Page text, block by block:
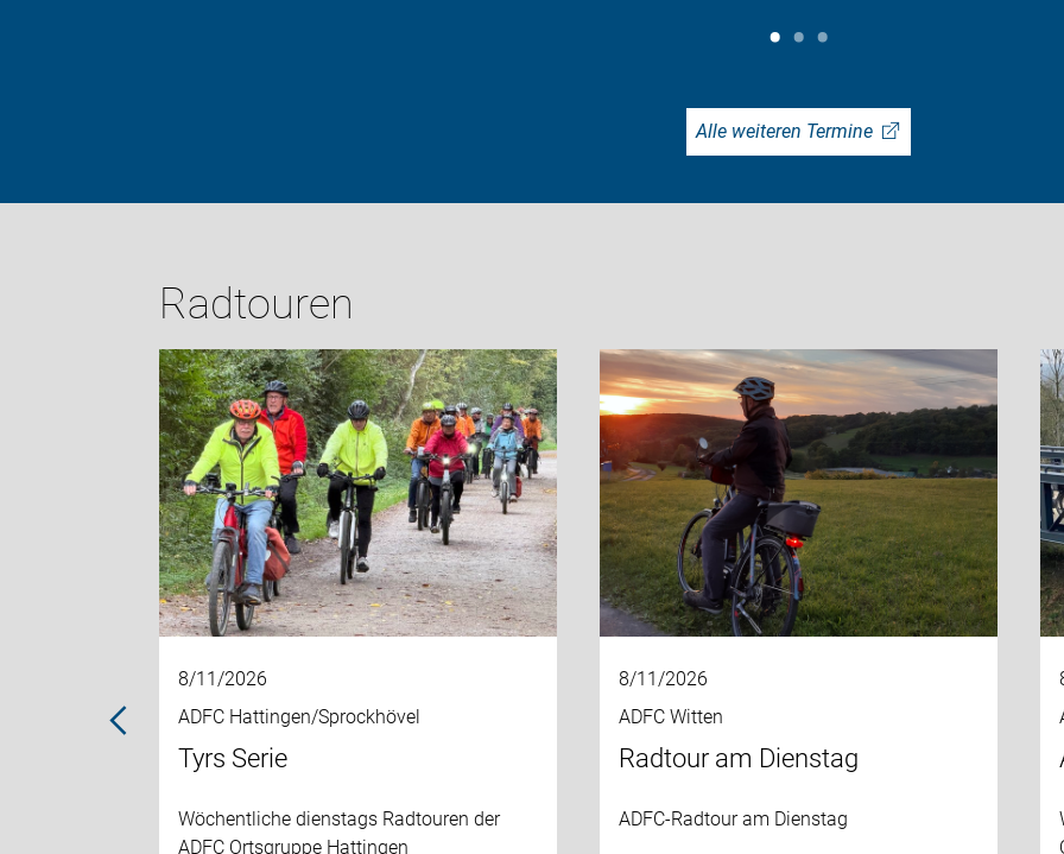
Alle weiteren Termine
Radtouren
8/11/2026
ADFC Hattingen/Sprockhövel
Tyrs Serie
Wöchentliche dienstags Radtouren der
ADFC Ortsgruppe Hattingen
8/11/2026
ADFC Witten
Radtour am Dienstag
ADFC-Radtour am Dienstag